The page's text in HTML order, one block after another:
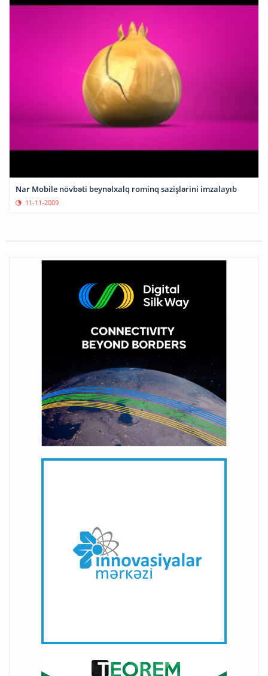
Nar Mobile növbəti beynəlxalq rominq sazişlərini imzalayıb
11-11-2009